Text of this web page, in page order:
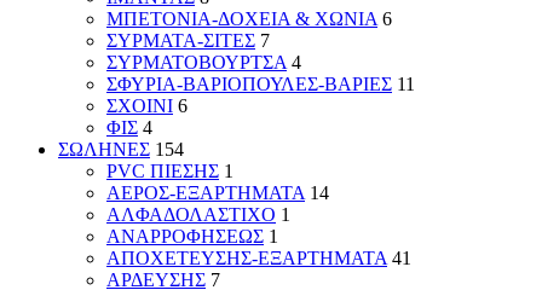
ΜΠΕΤΟΝΙΑ-ΔΟΧΕΙΑ & ΧΩΝΙΑ 6
ΣΥΡΜΑΤΑ-ΣΙΤΕΣ 7
ΣΥΡΜΑΤΟΒΟΥΡΤΣΑ 4
ΣΦΥΡΙΑ-ΒΑΡΙΟΠΟΥΛΕΣ-ΒΑΡΙΕΣ 11
ΣΧΟΙΝΙ 6
ΦΙΣ 4
ΣΩΛΗΝΕΣ 154
PVC ΠΙΕΣΗΣ 1
ΑΕΡΟΣ-ΕΞΑΡΤΗΜΑΤΑ 14
ΑΛΦΑΔΟΛΑΣΤΙΧΟ 1
ΑΝΑΡΡΟΦΗΣΕΩΣ 1
ΑΠΟΧΕΤΕΥΣΗΣ-ΕΞΑΡΤΗΜΑΤΑ 41
ΑΡΔΕΥΣΗΣ 7